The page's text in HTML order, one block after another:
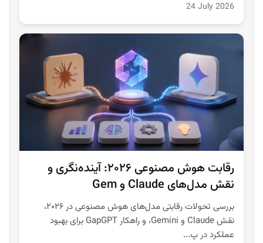
24 July 2026
رقابت هوش مصنوعی ۲۰۲۶: آینده‌نگری و
نقش مدل‌های Claude و Gem
بررسی تحولات رقابتی مدل‌های هوش مصنوعی در ۲۰۲۶،
نقش Claude و Gemini، و راهکار GapGPT برای بهبود
عملکرد در پ...